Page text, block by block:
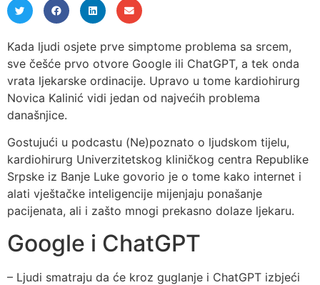
Kada ljudi osjete prve simptome problema sa srcem,
sve češće prvo otvore Google ili ChatGPT, a tek onda
vrata ljekarske ordinacije. Upravo u tome kardiohirurg
Novica Kalinić vidi jedan od najvećih problema
današnjice.
Gostujući u podcastu (Ne)poznato o ljudskom tijelu,
kardiohirurg Univerzitetskog kliničkog centra Republike
Srpske iz Banje Luke govorio je o tome kako internet i
alati vještačke inteligencije mijenjaju ponašanje
pacijenata, ali i zašto mnogi prekasno dolaze ljekaru.
Google i ChatGPT
– Ljudi smatraju da će kroz guglanje i ChatGPT izbjeći